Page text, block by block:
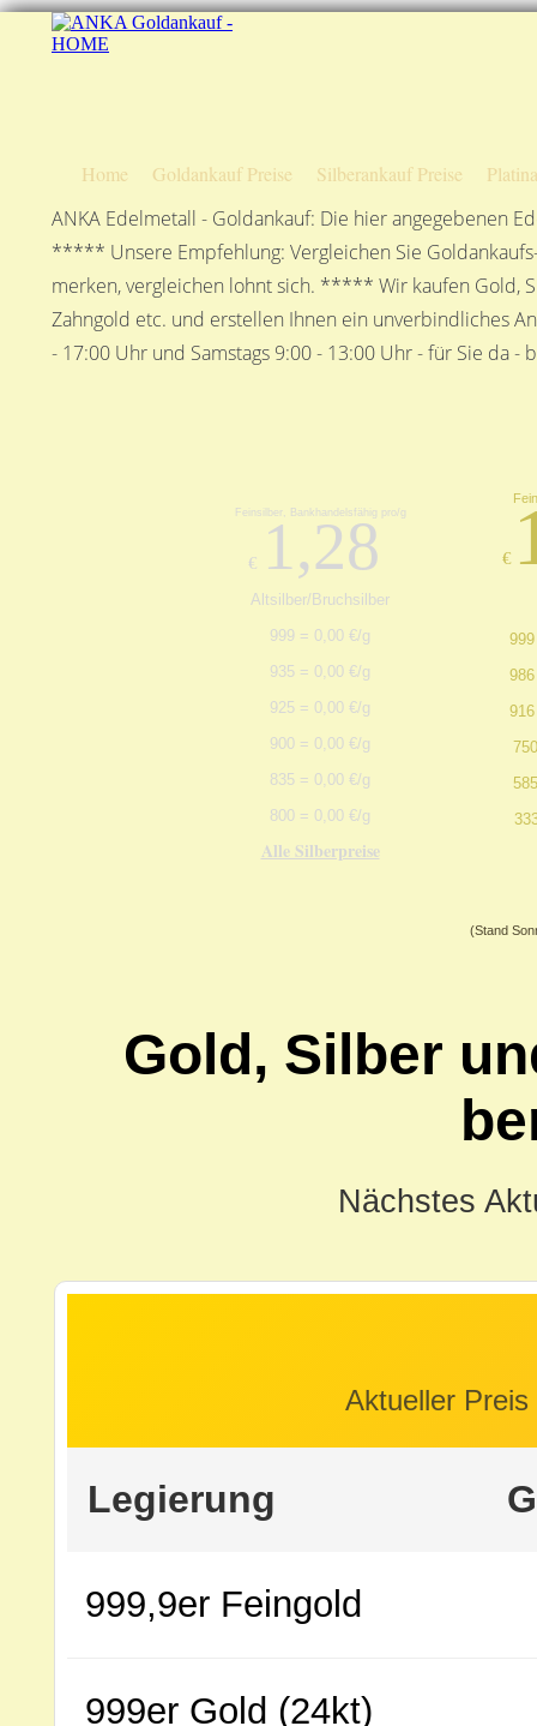
Home Goldankauf Preise Silberankauf Preise
ANKA Edelmetall - Goldankauf: Die hier angegebenen
***** Unsere Empfehlung: Vergleichen Sie
merken, vergleichen lohnt sich. ***** Wir kaufen Gold,
Zahngold etc. und erstellen Ihnen ein unverbindliches
- 17:00 Uhr und Samstags 9:00 - 13:00 Uhr - für Sie
€
1,28
Feinsilber, Bankhandelsfähig pro/g
Altsilber/Bruchsilber
999 = 0,00 €/g
935 = 0,00 €/g
925 = 0,00 €/g
900 = 0,00 €/g
835 = 0,00 €/g
800 = 0,00 €/g
Alle Silberpreise
€
999
986
916
750
585
(Stand
Gold, Silber
Nächstes
Aktueller
Legierung
999,9er Feingold
999er Gold (24kt)